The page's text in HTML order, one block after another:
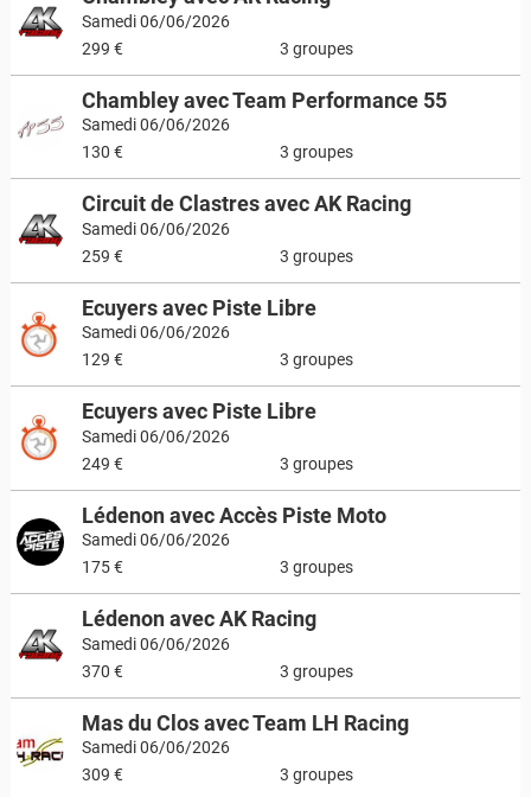
Samedi 06/06/2026
299 €
3 groupes
Chambley avec Team Performance 55
Samedi 06/06/2026
130 €
3 groupes
Circuit de Clastres avec AK Racing
Samedi 06/06/2026
259 €
3 groupes
Ecuyers avec Piste Libre
Samedi 06/06/2026
129 €
3 groupes
Ecuyers avec Piste Libre
Samedi 06/06/2026
249 €
3 groupes
Lédenon avec Accès Piste Moto
Samedi 06/06/2026
175 €
3 groupes
Lédenon avec AK Racing
Samedi 06/06/2026
370 €
3 groupes
Mas du Clos avec Team LH Racing
Samedi 06/06/2026
309 €
3 groupes